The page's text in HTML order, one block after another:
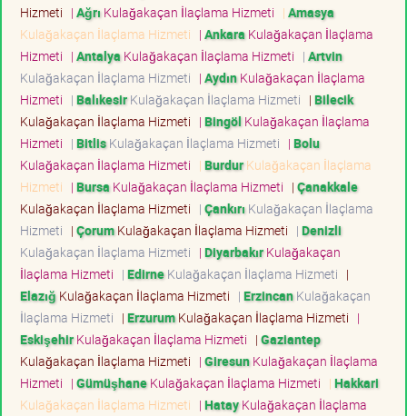
Hizmeti | Ağrı Kulağakaçan İlaçlama Hizmeti | Amasya
Kulağakaçan İlaçlama Hizmeti | Ankara Kulağakaçan İlaçlama
Hizmeti | Antalya Kulağakaçan İlaçlama Hizmeti | Artvin
Kulağakaçan İlaçlama Hizmeti | AydınKulağakaçan İlaçlama
Hizmeti | BalıkesirKulağakaçan İlaçlama Hizmeti | Bilecik
Kulağakaçan İlaçlama Hizmeti | Bingöl Kulağakaçan İlaçlama
Hizmeti | BitlisKulağakaçan İlaçlama Hizmeti | Bolu
Kulağakaçan İlaçlama Hizmeti | BurdurKulağakaçan İlaçlama
Hizmeti | Bursa Kulağakaçan İlaçlama Hizmeti | Çanakkale
Kulağakaçan İlaçlama Hizmeti | Çankırı Kulağakaçan İlaçlama
Hizmeti | ÇorumKulağakaçan İlaçlama Hizmeti | Denizli
Kulağakaçan İlaçlama Hizmeti | DiyarbakırKulağakaçan
İlaçlama Hizmeti | EdirneKulağakaçan İlaçlama Hizmeti |
Elazığ Kulağakaçan İlaçlama Hizmeti | ErzincanKulağakaçan
İlaçlama Hizmeti | ErzurumKulağakaçan İlaçlama Hizmeti |
EskişehirKulağakaçan İlaçlama Hizmeti | Gaziantep
Kulağakaçan İlaçlama Hizmeti | GiresunKulağakaçan İlaçlama
Hizmeti | GümüşhaneKulağakaçan İlaçlama Hizmeti | Hakkari
Kulağakaçan İlaçlama Hizmeti | HatayKulağakaçan İlaçlama